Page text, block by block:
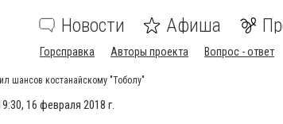
Новости Афиша
Горсправка Авторы проекта Вопрос - ответ
шансов костанайскому "Тоболу"
16 февраля 2018 г.